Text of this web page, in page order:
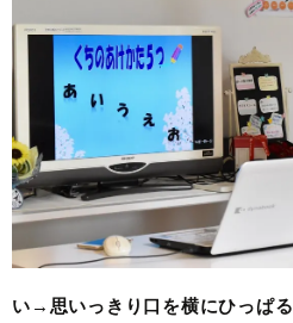
い→思いっきり口を横にひっぱる